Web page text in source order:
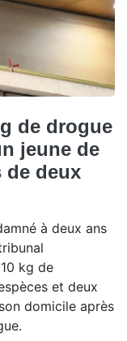
de drogue
jeune de
de deux
à deux ans
kg de
et deux
domicile après